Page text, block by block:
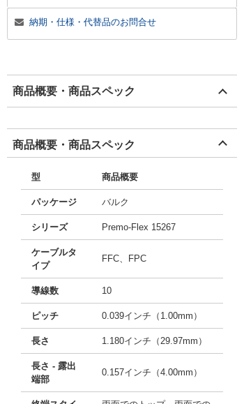
納期・仕様・代替品のお問合せ
商品概要・商品スペック
商品概要・商品スペック
型 商品概要
パッケージ バルク
シリーズ Premo-Flex 15267
ケーブルタ
イプ
FFC、FPC
導線数 10
ピッチ 0.039インチ（1.00mm）
長さ 1.180インチ（29.97mm）
長さ - 露出
端部
0.157インチ（4.00mm）